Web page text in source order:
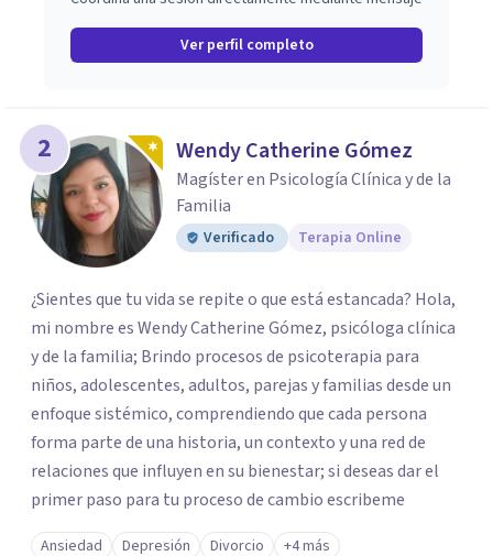
Ver perfil completo
2 Wendy Catherine Gómez
Magíster en Psicología Clínica y de la
Familia
Verificado Terapia Online
¿Sientes que tu vida se repite o que está estancada? Hola,
mi nombre es Wendy Catherine Gómez, psicóloga clínica
y de la familia; Brindo procesos de psicoterapia para
niños, adolescentes, adultos, parejas y familias desde un
enfoque sistémico, comprendiendo que cada persona
forma parte de una historia, un contexto y una red de
relaciones que influyen en su bienestar; si deseas dar el
primer paso para tu proceso de cambio escribeme
Ansiedad Depresión Divorcio +4 más